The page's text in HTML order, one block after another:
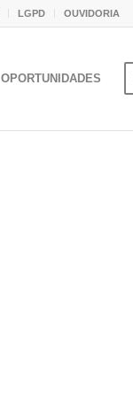
LGPD OUVIDORIA
OPORTUNIDADES